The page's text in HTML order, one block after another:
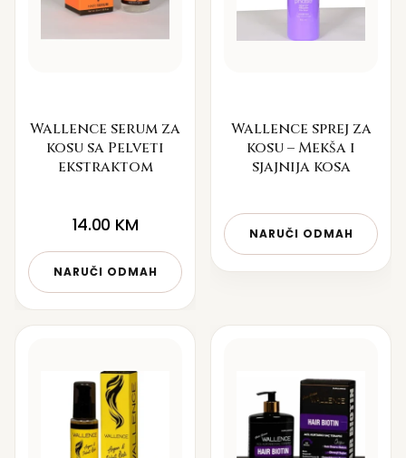
Wallence serum za
kosu sa Pelveti
ekstraktom
14.00 KM
NARUČI ODMAH
Wallence sprej za
kosu – Mekša i
sjajnija kosa
NARUČI ODMAH